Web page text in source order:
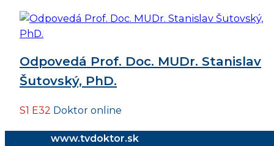
Odpovedá Prof. Doc. MUDr. Stanislav
Šutovský, PhD.
S1 E32 Doktor online
www.tvdoktor.sk